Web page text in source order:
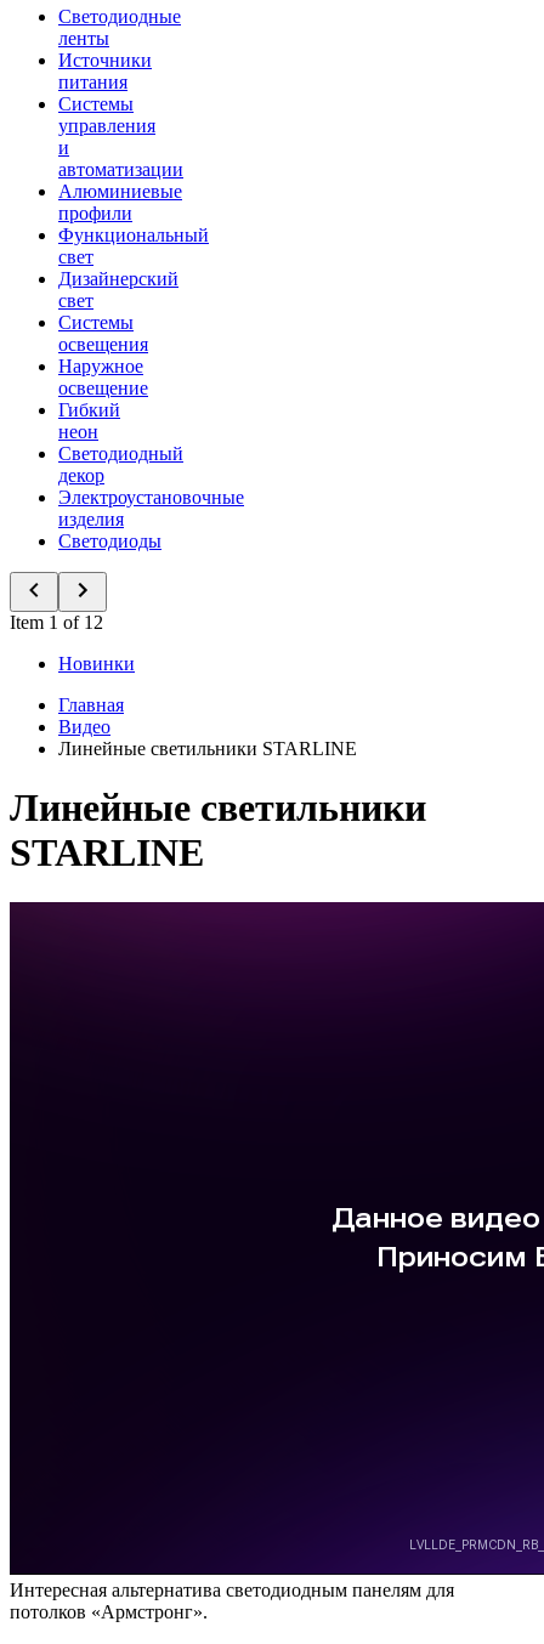
Светодиодные
ленты
Источники
питания
Системы
управления
и
автоматизации
Алюминиевые
профили
Функциональный
свет
Дизайнерский
свет
Системы
освещения
Наружное
освещение
Гибкий
неон
Светодиодный
декор
Электроустановочные
изделия
Светодиоды
Item 1 of 12
Новинки
Главная
Видео
Линейные светильники STARLINE
Линейные светильники
STARLINE
Интересная альтернатива светодиодным панелям для
потолков «Армстронг».